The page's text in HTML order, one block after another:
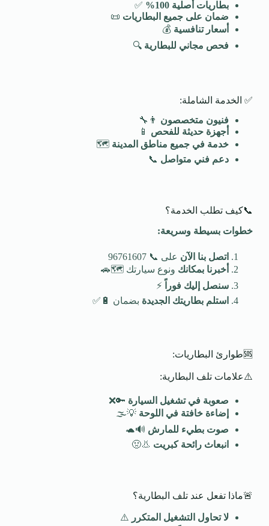
بطاريات أصلية 100
%
✅
ضمان على جميع البطاريات 📜
أسعار تنافسية 💰
فحص مجاني للبطارية 🔍
✅ الخدمة الشاملة:
فنيون متخصصون 👨‍🔧
أجهزة حديثة للفحص 📱
خدمة في جميع مناطق المدينة 🗺️
دعم فني متواصل 📞
📞كيف تطلب الخدمة؟
خطوات بسيطة وسريعة:
اتصل بنا الآن على 📞 96761607
أخبرنا بمكانك ونوع سيارتك 🗺️🚗
سنصل إليك فوراً
⚡
استلم بطاريتك الجديدة بضمان 🔋✅
🆘طوارئ البطاريات:
⚠️علامات تلف البطارية:
صعوبة في تشغيل السيارة 🔑❌
إضاءة خافتة في اللوحة 💡🌫️
صوت بطيء للمارش 🔊🐢
انبعاث رائحة كبريت 👃🤢
🚨ماذا تفعل عند تلف البطارية؟
لا تحاول التشغيل المتكرر ⚠️